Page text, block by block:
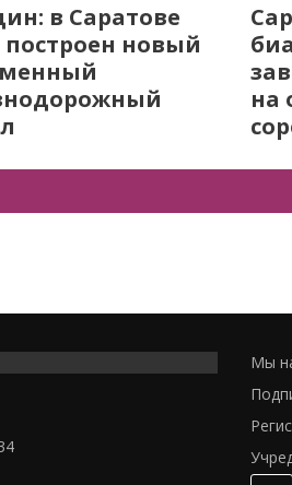
в Саратове
построен новый
на
Мы